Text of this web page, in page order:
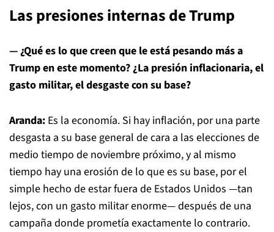
Las presiones internas de Trump
— ¿Qué es lo que creen que le está pesando más a
Trump en este momento? ¿La presión inflacionaria, el
gasto militar, el desgaste con su base?
Aranda: Es la economía. Si hay inflación, por una parte
desgasta a su base general de cara a las elecciones de
medio tiempo de noviembre próximo, y al mismo
tiempo hay una erosión de lo que es su base, por el
simple hecho de estar fuera de Estados Unidos —tan
lejos, con un gasto militar enorme— después de una
campaña donde prometía exactamente lo contrario.